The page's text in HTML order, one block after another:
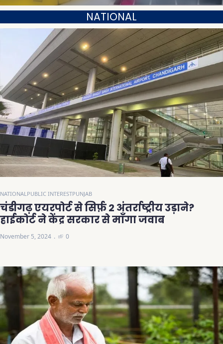
NATIONAL
NATIONAL PUBLIC INTERESTPUNJAB
चंडीगढ़ एयरपोर्ट से सिर्फ़ 2 अंतर्राष्ट्रीय उड़ाने?
हाईकोर्ट ने केंद्र सरकार से माँगा जवाब
November 5, 2024 0